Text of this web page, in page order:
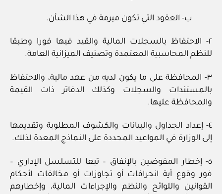
ب- العقود التي تكون مبرمة في هذا الشأن.
٢- الاحتفاظ بالسجلات المالية والقيد فيها فورا وطبقا
للنظم المحاسبية المعتمدة وتصنيف الميزانية العامة.
٣- المحافظة على ما يكون لديه من عهد مالية، والاحتفاظ
بالمستندات والسجلات وكذلك الدفاتر ذات القيمة
والمحافظة عليها.
٤- إعداد الجداول والبيانات والكشوف المطلوبة وتقديمها
إلى الوزارة في المواعيد المحددة على النماذج المعدة لذلك.
٥- إخطار المفوضين بالإنفاق – تبعا للتسلسل الإداري –
فور وقوع أية انحرافات أو تجاوزات أو مخالفات لأحكام
القوانين واللوائح والنظم والإجراءات المالية، وإخطارهم